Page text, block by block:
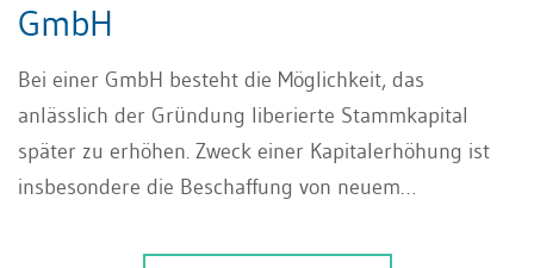
GmbH
Bei einer GmbH besteht die Möglichkeit, das
anlässlich der Gründung liberierte Stammkapital
später zu erhöhen. Zweck einer Kapitalerhöhung ist
insbesondere die Beschaffung von neuem
Kapitalerhöhungstatbeständen.